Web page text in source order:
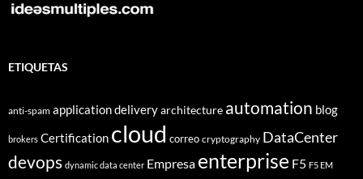
ETIQUETAS
anti-spam application deliveryarchitecture automation blog
brokers Certification cloud correo cryptography DataCenter
devops dynamic data center Empresa enterprise F5 F5 EM